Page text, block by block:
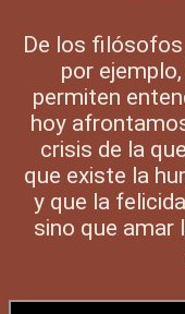
De los
por
permiten
hoy
crisis de la
que existe la
y que la
sino que amar